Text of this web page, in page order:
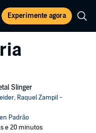
Experimente agora
Slinger
, Raquel Zampil -
Padrão
e 20 minutos